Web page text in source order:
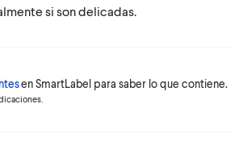
si son delicadas.
en SmartLabel para saber lo que contiene.